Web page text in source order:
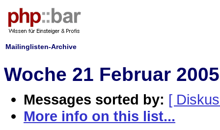
Mailinglisten-Archive
Woche 21 Februar
Messages sorted by: [
More info on this list...